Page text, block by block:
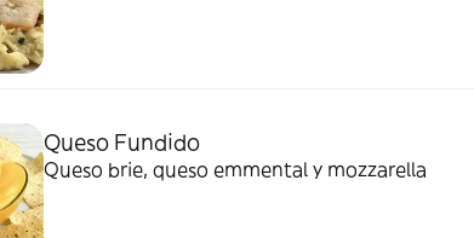
Queso Fundido
Queso brie, queso emmental y mozzarella